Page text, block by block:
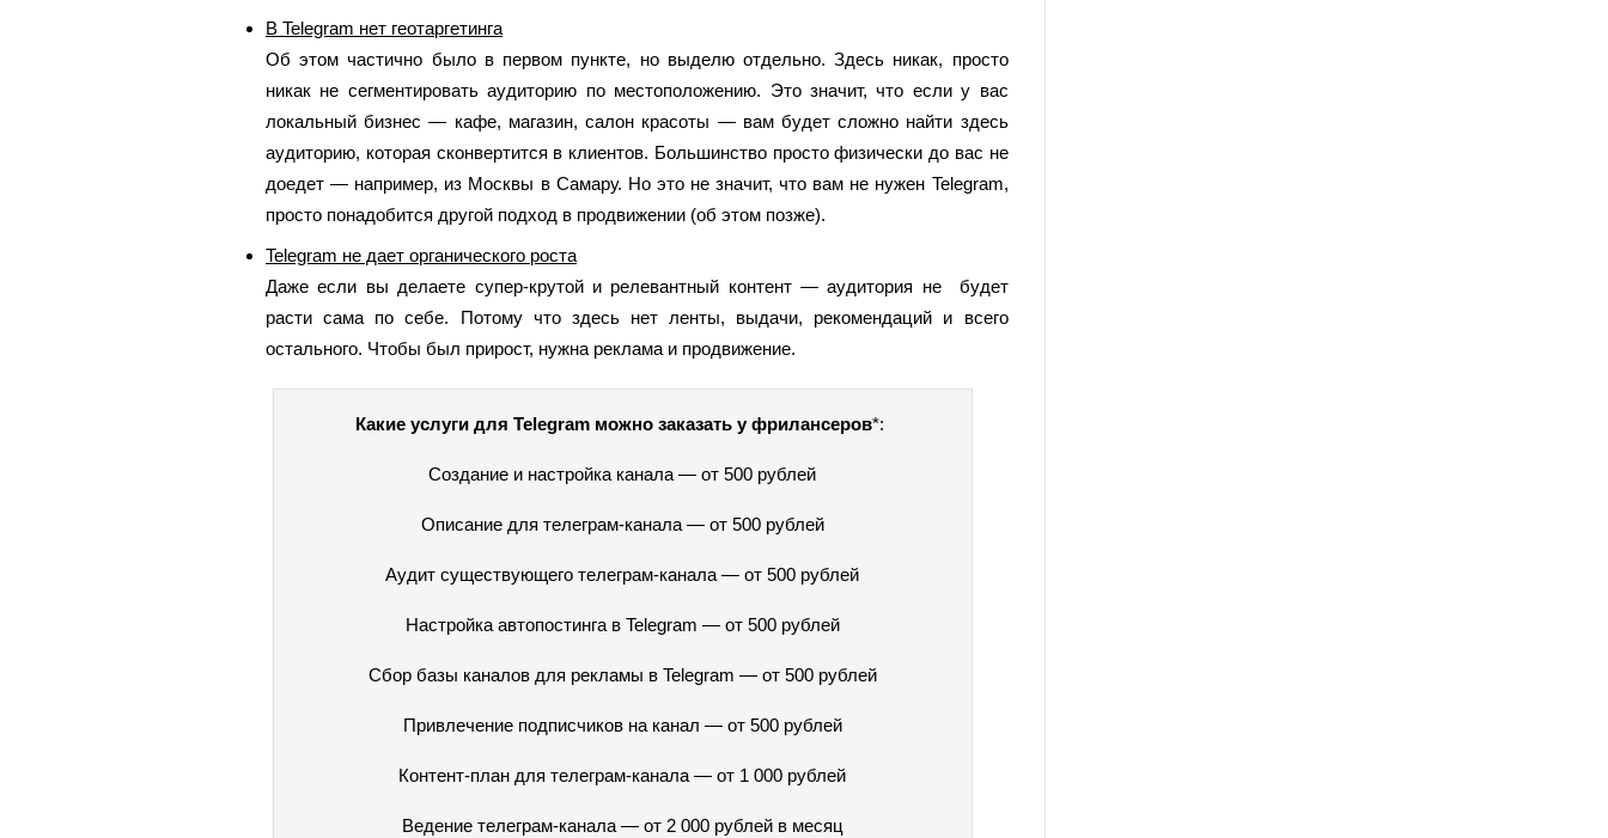
В Telegram нет геотаргетинга
Об этом частично было в первом пункте, но выделю отдельно. Здесь никак, просто
никак не сегментировать аудиторию по местоположению. Это значит, что если у вас
локальный бизнес — кафе, магазин, салон красоты — вам будет сложно найти здесь
аудиторию, которая сконвертится в клиентов. Большинство просто физически до вас не
доедет — например, из Москвы в Самару. Но это не значит, что вам не нужен Telegram,
просто понадобится другой подход в продвижении (об этом позже).
Telegram не дает органического роста
Даже если вы делаете супер-крутой и релевантный контент — аудитория не будет
расти сама по себе. Потому что здесь нет ленты, выдачи, рекомендаций и всего
остального. Чтобы был прирост, нужна реклама и продвижение.
Какие услуги для Telegram можно заказать у фрилансеров*:
Создание и настройка канала — от 500 рублей
Описание для телеграм-канала — от 500 рублей
Аудит существующего телеграм-канала — от 500 рублей
Настройка автопостинга в Telegram — от 500 рублей
Сбор базы каналов для рекламы в Telegram — от 500 рублей
Привлечение подписчиков на канал — от 500 рублей
Контент-план для телеграм-канала — от 1 000 рублей
Ведение телеграм-канала — от 2 000 рублей в месяц